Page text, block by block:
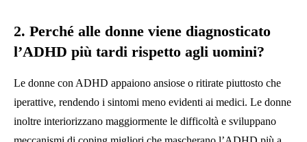
2. Perché alle donne viene diagnosticato
l’ADHD più tardi rispetto agli uomini?
Le donne con ADHD appaiono ansiose o ritirate piuttosto che
iperattive, rendendo i sintomi meno evidenti ai medici. Le donne
inoltre interiorizzano maggiormente le difficoltà e sviluppano